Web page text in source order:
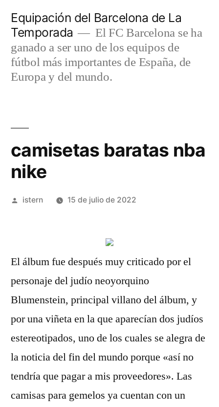
contenido
Equipación del Barcelona de La
Temporada
El FC Barcelona se ha
ganado a ser uno de los equipos de
fútbol más importantes de España, de
Europa y del mundo.
camisetas baratas nba
nike
Publicado
istern 15 de julio de 2022
El álbum fue después muy criticado por el
personaje del judío neoyorquino
Blumenstein, principal villano del álbum, y
por una viñeta en la que aparecían dos judíos
estereotipados, uno de los cuales se alegra de
la noticia del fin del mundo porque «así no
tendría que pagar a mis proveedores». Las
camisas para gemelos ya cuentan con un